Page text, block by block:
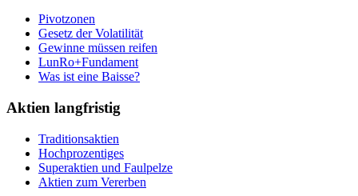
Pivotzonen
Gesetz der Volatilität
Gewinne müssen reifen
LunRo+Fundament
Was ist eine Baisse?
Aktien langfristig
Traditionsaktien
Hochprozentiges
Superaktien und Faulpelze
Aktien zum Vererben